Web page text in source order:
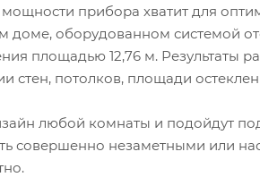
прибора хватит для
доме, оборудованном системой
площадью 12,76 м. Результаты
стен, потолков, площади
любой комнаты и подойдут
совершенно незаметными или